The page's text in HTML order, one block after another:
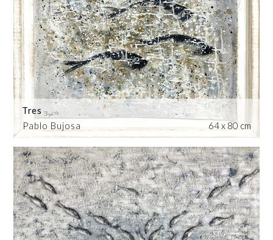
Pablo Bujosa
Tres
64 x 80 cm